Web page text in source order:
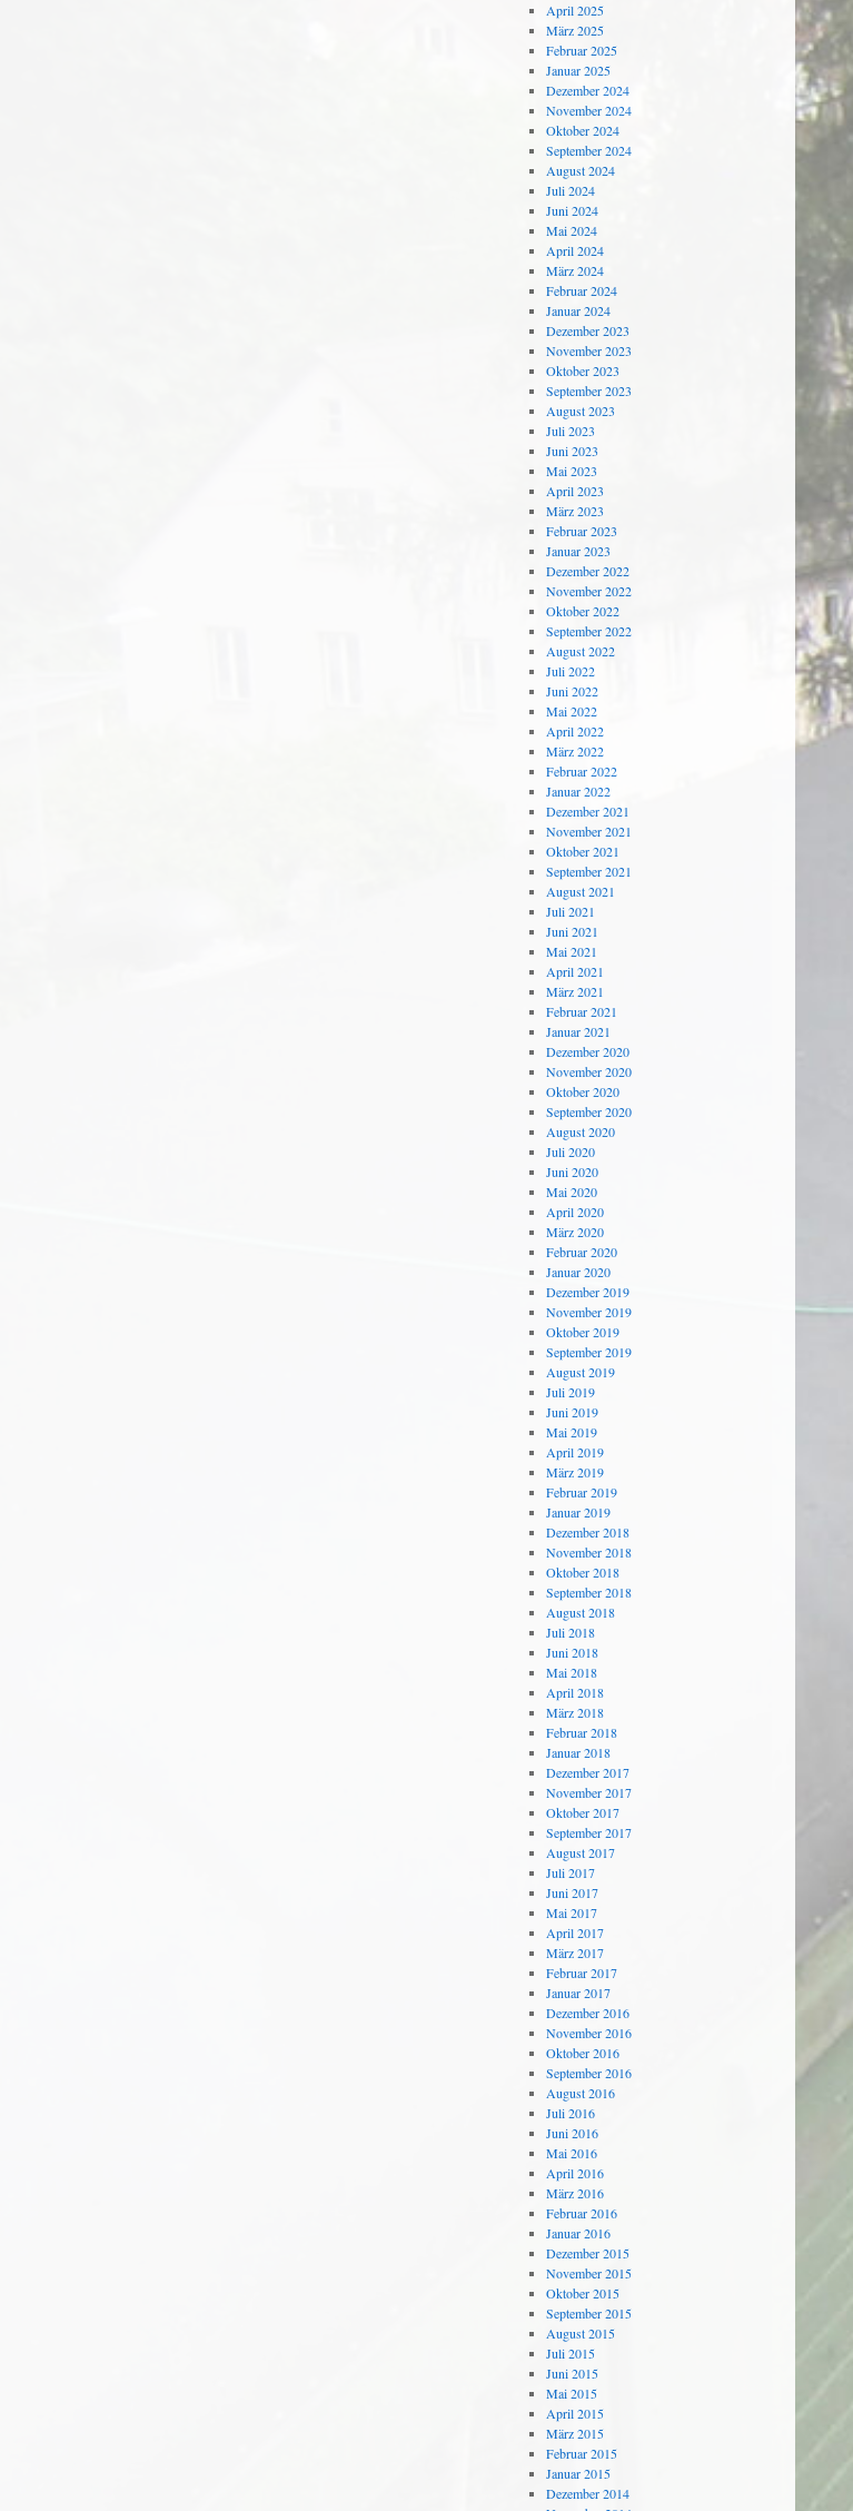
April 2025
März 2025
Februar 2025
Januar 2025
Dezember 2024
November 2024
Oktober 2024
September 2024
August 2024
Juli 2024
Juni 2024
Mai 2024
April 2024
März 2024
Februar 2024
Januar 2024
Dezember 2023
November 2023
Oktober 2023
September 2023
August 2023
Juli 2023
Juni 2023
Mai 2023
April 2023
März 2023
Februar 2023
Januar 2023
Dezember 2022
November 2022
Oktober 2022
September 2022
August 2022
Juli 2022
Juni 2022
Mai 2022
April 2022
März 2022
Februar 2022
Januar 2022
Dezember 2021
November 2021
Oktober 2021
September 2021
August 2021
Juli 2021
Juni 2021
Mai 2021
April 2021
März 2021
Februar 2021
Januar 2021
Dezember 2020
November 2020
Oktober 2020
September 2020
August 2020
Juli 2020
Juni 2020
Mai 2020
April 2020
März 2020
Februar 2020
Januar 2020
Dezember 2019
November 2019
Oktober 2019
September 2019
August 2019
Juli 2019
Juni 2019
Mai 2019
April 2019
März 2019
Februar 2019
Januar 2019
Dezember 2018
November 2018
Oktober 2018
September 2018
August 2018
Juli 2018
Juni 2018
Mai 2018
April 2018
März 2018
Februar 2018
Januar 2018
Dezember 2017
November 2017
Oktober 2017
September 2017
August 2017
Juli 2017
Juni 2017
Mai 2017
April 2017
März 2017
Februar 2017
Januar 2017
Dezember 2016
November 2016
Oktober 2016
September 2016
August 2016
Juli 2016
Juni 2016
Mai 2016
April 2016
März 2016
Februar 2016
Januar 2016
Dezember 2015
November 2015
Oktober 2015
September 2015
August 2015
Juli 2015
Juni 2015
Mai 2015
April 2015
März 2015
Februar 2015
Januar 2015
Dezember 2014